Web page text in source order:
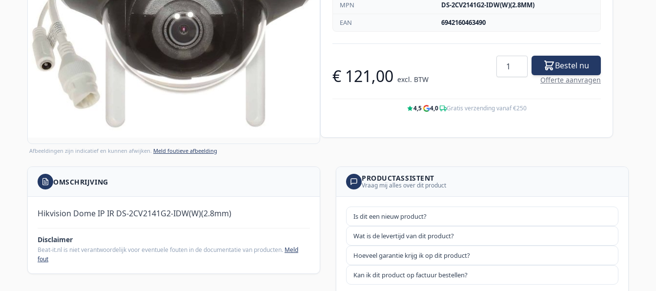
Afbeeldingen zijn indicatief en kunnen afwijken. Meld foutieve afbeelding
MPN
DS-2CV2141G2-IDW(W)(2.8MM)
EAN
6942160463490
€ 121,00 excl. BTW
Aantal Bestel nu
Offerte aanvragen
4,5· 4,0· Gratis verzending vanaf €250
OMSCHRIJVING
Hikvision Dome IP IR DS-2CV2141G2-IDW(W)(2.8mm)
Disclaimer
Beat-it.nl is niet verantwoordelijk voor eventuele fouten in de documentatie van producten. Meld
fout
PRODUCTASSISTENT
Vraag mij alles over dit product
Is dit een nieuw product?
Wat is de levertijd van dit product?
Hoeveel garantie krijg ik op dit product?
Kan ik dit product op factuur bestellen?